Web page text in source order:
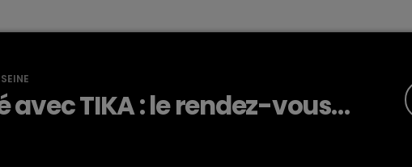
avec TIKA : le rendez-vous
à Vitry-sur-Seine